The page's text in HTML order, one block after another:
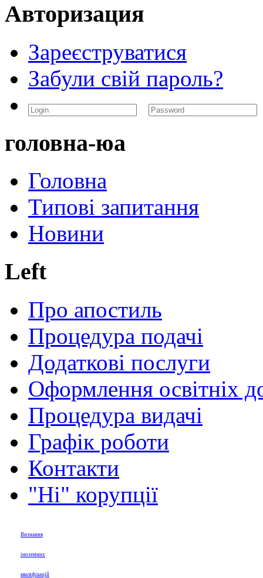
Авторизация
Зареєструватися
Забули свій пароль?
головна-юа
Головна
Типові запитання
Новини
Left
Про апостиль
Процедура подачі
Додаткові послуги
Оформлення освітніх
Процедура видачі
Графік роботи
Контакти
"Ні" корупції
Визнання
іноземних
кваліфікацій